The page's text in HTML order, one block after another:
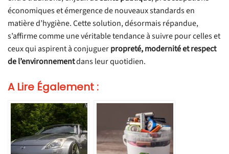
économiques et émergence de nouveaux standards en
matière d’hygiène. Cette solution, désormais répandue,
s’affirme comme une véritable tendance à suivre pour celles et
ceux qui aspirent à conjuguerpropreté, modernité et respect
de l’environnementdans leur quotidien.
A Lire Également :